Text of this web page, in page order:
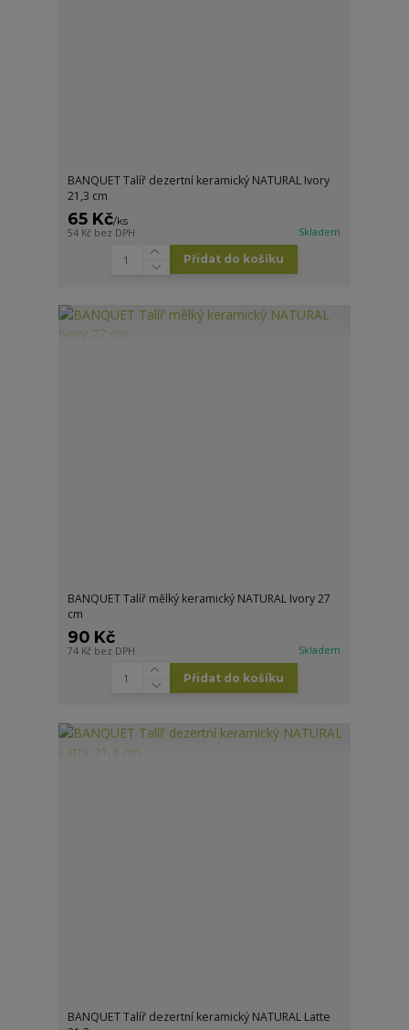
BANQUET Talíř dezertní keramický NATURAL Ivory
21,3 cm
65 Kč/ks
54 Kč bez DPH Skladem
Přidat do košíku
BANQUET Talíř mělký keramický NATURAL Ivory 27
cm
90 Kč
74 Kč bez DPH Skladem
Přidat do košíku
BANQUET Talíř dezertní keramický NATURAL Latte